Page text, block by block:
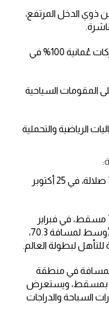
ذوي الدخل المرتفع،
توفير فرص عمل جديدة عبر إشراك شركات عُمانية 100% في
المقومات السياحية
الرياضية والتحملية
سباق اكتشف عُمان الرجل الحديدي 70.3 صلالة، في 25 أكتوبر
سباق اكتشف عُمان الرجل الحديدي 70.3 مسقط، في فبراير
2026، والذي سيُعتمد كبطولة الشرق الأوسط لمسافة 70.3،
لبطولة العالم.
في منطقة
بمسقط، ويستعرض
السباحة والدراجات